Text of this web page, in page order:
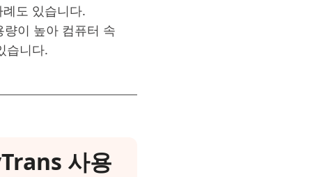
도 있습니다.
량이 높아 컴퓨터 속
습니다.
사용